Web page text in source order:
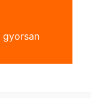
gyorsan